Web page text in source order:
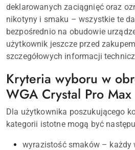
deklarowanych zaciągnięć oraz
nikotyny i smaku – wszystkie te
bezpośrednio na obudowie
użytkownik jeszcze przed
szczegółowych informacji
Kryteria wyboru w
WGA Crystal Pro Max
Dla użytkownika poszukującego
kategorii istotne mogą być
wyrazistość smaków – każdy